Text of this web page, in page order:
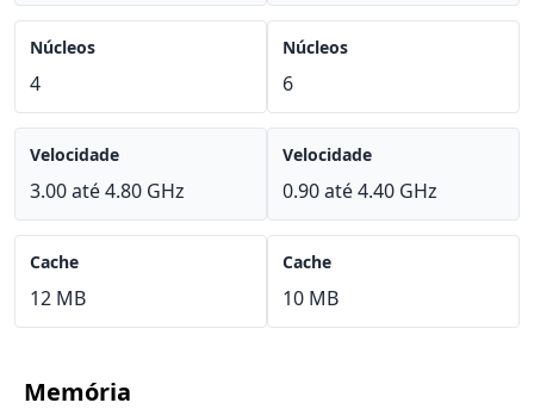
Núcleos
4
Velocidade
3.00 até 4.80 GHz
Cache
12 MB
Núcleos
6
Velocidade
0.90 até 4.40 GHz
Cache
10 MB
Memória